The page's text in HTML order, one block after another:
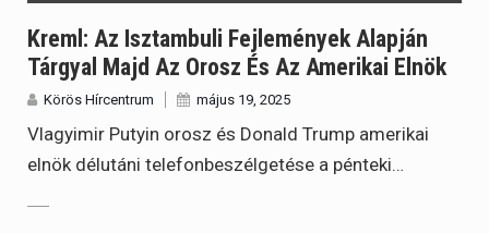
Kreml: Az Isztambuli Fejlemények Alapján
Tárgyal Majd Az Orosz És Az Amerikai Elnök
Körös Hírcentrum május 19, 2025
Vlagyimir Putyin orosz és Donald Trump amerikai
elnök délutáni telefonbeszélgetése a pénteki…